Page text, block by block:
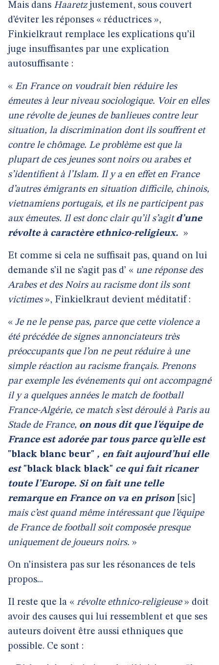
Mais dans Haaretzjustement, sous couvert
d’éviter les réponses « réductrices »,
Finkielkraut remplace les explications qu’il
juge insuffisantes par une explication
autosuffisante :
« En France on voudrait bien réduire les
émeutes à leur niveau sociologique. Voir en elles
une révolte de jeunes de banlieues contre leur
situation, la discrimination dont ils souffrent et
contre le chômage. Le problème est que la
plupart de ces jeunes sont noirs ou arabes et
s’identifient à l’Islam. Il y a en effet en France
d’autres émigrants en situation difficile, chinois,
vietnamiens portugais, et ils ne participent pas
aux émeutes. Il est donc clair qu’il s’agit d’une
révolte à caractère ethnico-religieux. »
Et comme si cela ne suffisait pas, quand on lui
demande s’il ne s’agit pas d’ « une réponse des
Arabes et des Noirs au racisme dont ils sont
victimes», Finkielkraut devient méditatif :
« Je ne le pense pas, parce que cette violence a
été précédée de signes annonciateurs très
préoccupants que l’on ne peut réduire à une
simple réaction au racisme français. Prenons
par exemple les événements qui ont accompagné
il y a quelques années le match de football
France-Algérie, ce match s’est déroulé à Paris au
Stade de France, on nous dit que l’équipe de
France est adorée par tous parce qu’elle est
"black blanc beur" , en fait aujourd’hui elle
est "black black black" ce qui fait ricaner
toute l’Europe. Si on fait une telle
remarque en France on va en prison
[sic]
mais c’est quand même intéressant que l’équipe
de France de football soit composée presque
uniquement de joueurs noirs. »
On n’insistera pas sur les résonances de tels
propos...
Il reste que la « révolte ethnico-religieuse» doit
avoir des causes qui lui ressemblent et que ses
auteurs doivent être aussi ethniques que
possible. Ce sont :